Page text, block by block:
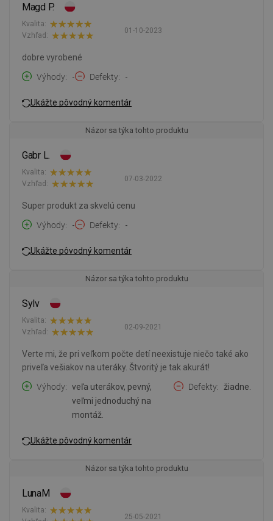
Magd P.
01-10-2023
Kvalita:
Vzhľad:
dobre vyrobené
Výhody
- Defekty -
Ukážte pôvodný komentár
Názor sa týka tohto produktu
Gabr L.
07-03-2022
Kvalita:
Vzhľad:
Super produkt za skvelú cenu
Výhody
- Defekty -
Ukážte pôvodný komentár
Názor sa týka tohto produktu
Sylv
02-09-2021
Kvalita:
Vzhľad:
Verte mi, že pri veľkom počte detí neexistuje niečo také ako
priveľa vešiakov na uteráky. Štvoritý je tak akurát!
Výhody
veľa uterákov, pevný,
veľmi jednoduchý na
montáž.
Defekty žiadne.
Ukážte pôvodný komentár
Názor sa týka tohto produktu
LunaM
25-05-2021
Kvalita: